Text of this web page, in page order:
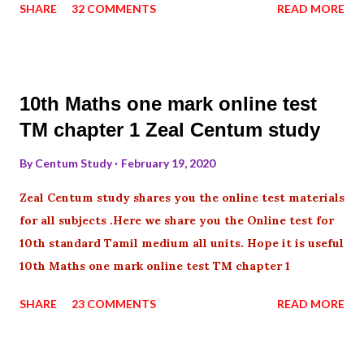
SHARE 32 COMMENTS READ MORE
10th Maths one mark online test
TM chapter 1 Zeal Centum study
ByCentum Study February 19, 2020
Zeal Centum study shares you the online test materials
for all subjects .Here we share you the Online test for
10th standard Tamil medium all units. Hope it is useful
10th Maths one mark online test TM chapter 1
SHARE 23 COMMENTS READ MORE